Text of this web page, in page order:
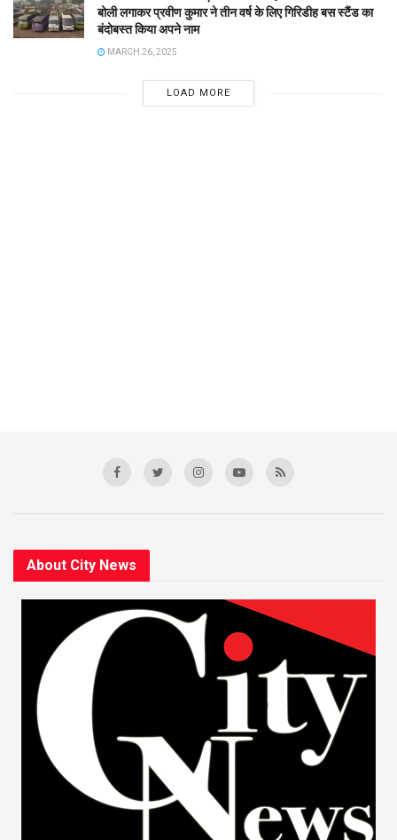
बोली लगाकर प्रवीण कुमार ने तीन वर्ष के लिए गिरिडीह बस स्टैंड का
बंदोबस्त किया अपने नाम
MARCH 26, 2025
LOAD MORE
About City News